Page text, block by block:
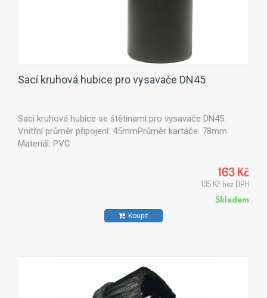
Sací kruhová hubice pro vysavače DN45
Sací kruhová hubice se štětinami pro vysavače DN45.
Vnitřní průměr připojení: 45mm ​Průměr kartáče: 78mm
Materiál: PVC
163 Kč
135 Kč bez DPH
Skladem
Koupit